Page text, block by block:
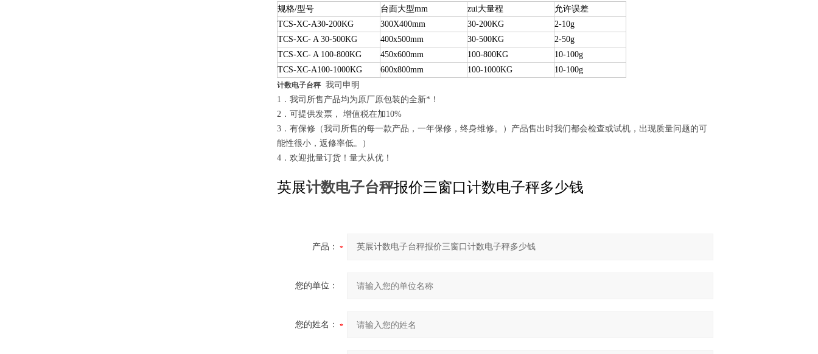
规格/型号 台面大型mm zui大量程
允许误差
TCS-XC-A30-200KG
300X400mm 30-200KG
2-10g
TCS-XC- A 30-500KG
400x500mm 30-500KG
2-50g
TCS-XC- A 100-800KG
450x600mm 100-800KG
10-100g
TCS-XC-A100-1000KG
600x800mm 100-1000KG 10-100g
计数电子台秤 我司申明
1．我司所售产品均为原厂原包装的全新*！
2．可提供发票， 增值税在加10%
3．有保修（我司所售的每一款产品，一年保修，终身维修。）产品售出时我们都会检查或试机，出现质量问题的可
能性很小，返修率低。）
4．欢迎批量订货！量大从优！
英展计数电子台秤报价三窗口计数电子秤多少钱
产品：
您的单位：
您的姓名：